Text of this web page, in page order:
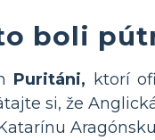
boli
Puritáni, ktorí
si, že